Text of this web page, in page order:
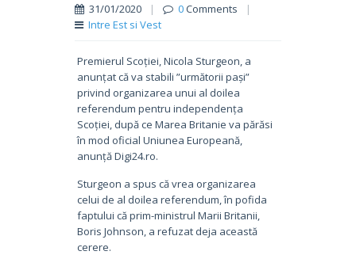
31/01/2020 | 0Comments
|
Intre Est si Vest
Premierul Scoției, Nicola Sturgeon, a
anunțat că va stabili ”următorii pași”
privind organizarea unui al doilea
referendum pentru independența
Scoției, după ce Marea Britanie va părăsi
în mod oficial Uniunea Europeană,
anunță Digi24.ro.
Sturgeon a spus că vrea organizarea
celui de al doilea referendum, în pofida
faptului că prim-ministrul Marii Britanii,
Boris Johnson, a refuzat deja această
cerere.